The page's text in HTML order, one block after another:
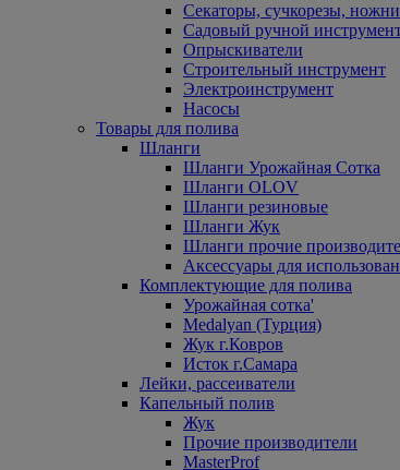
Секаторы, сучкорезы,
Садовый ручной
Опрыскиватели
Строительный инструмент
Электроинструмент
Насосы
Товары для полива
Шланги
Шланги Урожайная Сотка
Шланги OLOV
Шланги резиновые
Шланги Жук
Шланги прочие
Аксессуары для
Комплектующие для полива
Урожайная сотка'
Medalyan (Турция)
Жук г.Ковров
Исток г.Самара
Лейки, рассеиватели
Капельный полив
Жук
Прочие производители
MasterProf